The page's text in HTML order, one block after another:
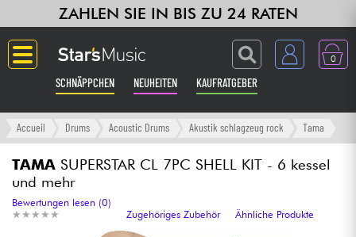
ZAHLEN SIE IN BIS ZU 24 RATEN
0
SCHNÄPPCHEN NEUHEITEN KAUFRATGEBER
Langue
Gitarre & Bass
Verstärker & Effekte
Accueil Drums Acoustic Drums Akustik schlagzeug rock Tama
TAMA SUPERSTAR CL 7PC SHELL KIT - 6 kessel
und mehr
★ ★ ★ ★ ★
★ ★ ★ ★ ★
Bewertungen lesen (0)
Zugehöriges Zubehör
Ähnliche Produkte